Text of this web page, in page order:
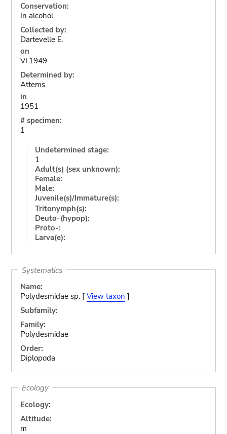
Conservation:
In alcohol
Collected by:
Dartevelle E.
on
VI.1949
Determined by:
Attems
in
1951
# specimen:
1
Undetermined stage:
1
Adult(s) (sex unknown):
Female:
Male:
Juvenile(s)/Immature(s):
Tritonymph(s):
Deuto-(hypop):
Proto-:
Larva(e):
Systematics
Name:
Polydesmidae sp. [ View taxon ]
Subfamily:
Family:
Polydesmidae
Order:
Diplopoda
Ecology
Ecology:
Altitude:
m